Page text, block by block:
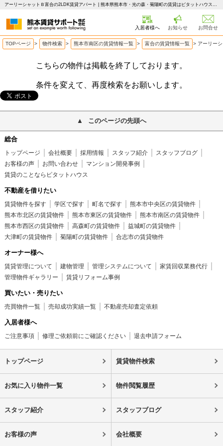
アーリーシャットＢ富合の2LDK賃貸アパート | 熊本県熊本市・光の森・菊陽町の賃貸はピタットハウス 熊本賃貸サポート
入居者様へ お知らせ お問合せ
TOPページ > 物件検索 > 熊本市南区の賃貸情報一覧 > 富合の賃貸情報一覧 > アーリー
こちらの物件は掲載を終了しております。
条件を変えて、再度検索をお願いします。
このページの先頭へ
総合
トップページ 会社概要 採用情報 スタッフ紹介
スタッフブログ
お客様の声
お問い合わせ
マンション開発事例
賃貸のことならピタットハウス
不動産を借りたい
賃貸物件を探す 学区で探す 町名で探す
熊本市中央区の賃貸物件
熊本市北区の賃貸物件
熊本市東区の賃貸物件
熊本市南区の賃貸物件
熊本市西区の賃貸物件
高森町の賃貸物件
益城町の賃貸物件
大津町の賃貸物件
菊陽町の賃貸物件 合志市の賃貸物件
オーナー様へ
賃貸管理について 建物管理 管理システムについて
家賃回収業務代行
管理物件ギャラリー
賃貸リフォーム事例
買いたい・売りたい
売買物件一覧 売却成功実績一覧 不動産売却査定依頼
入居者様へ
ご注意事項 修理ご依頼前にご確認ください 退去申請フォーム
トップページ 賃貸物件検索
お気に入り物件一覧 物件閲覧履歴
スタッフ紹介 スタッフブログ
お客様の声 会社概要